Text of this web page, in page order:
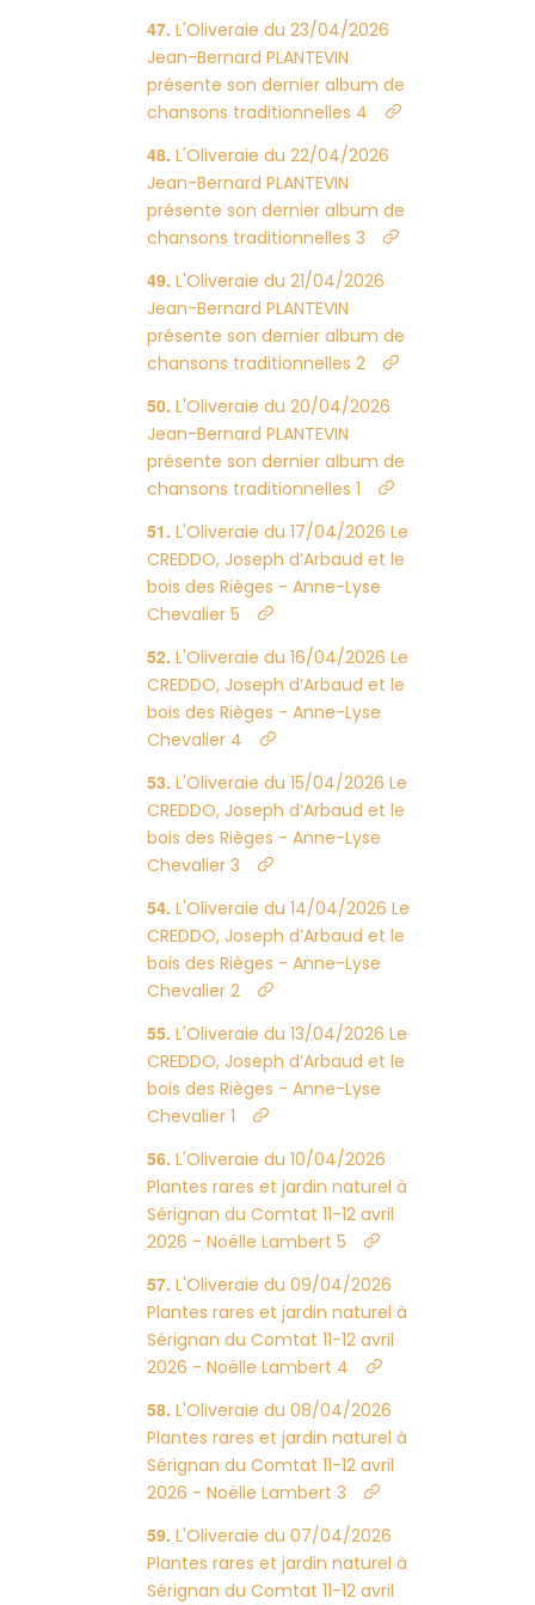
L'Oliveraie du 23/04/2026
Jean-Bernard PLANTEVIN
présente son dernier album de
chansons traditionnelles 4
L'Oliveraie du 22/04/2026
Jean-Bernard PLANTEVIN
présente son dernier album de
chansons traditionnelles 3
L'Oliveraie du 21/04/2026
Jean-Bernard PLANTEVIN
présente son dernier album de
chansons traditionnelles 2
L'Oliveraie du 20/04/2026
Jean-Bernard PLANTEVIN
présente son dernier album de
chansons traditionnelles 1
L'Oliveraie du 17/04/2026 Le
CREDDO, Joseph d’Arbaud et le
bois des Rièges - Anne-Lyse
Chevalier 5
L'Oliveraie du 16/04/2026 Le
CREDDO, Joseph d’Arbaud et le
bois des Rièges - Anne-Lyse
Chevalier 4
L'Oliveraie du 15/04/2026 Le
CREDDO, Joseph d’Arbaud et le
bois des Rièges - Anne-Lyse
Chevalier 3
L'Oliveraie du 14/04/2026 Le
CREDDO, Joseph d’Arbaud et le
bois des Rièges - Anne-Lyse
Chevalier 2
L'Oliveraie du 13/04/2026 Le
CREDDO, Joseph d’Arbaud et le
bois des Rièges - Anne-Lyse
Chevalier 1
L'Oliveraie du 10/04/2026
Plantes rares et jardin naturel à
Sérignan du Comtat 11-12 avril
2026 - Noëlle Lambert 5
L'Oliveraie du 09/04/2026
Plantes rares et jardin naturel à
Sérignan du Comtat 11-12 avril
2026 - Noëlle Lambert 4
L'Oliveraie du 08/04/2026
Plantes rares et jardin naturel à
Sérignan du Comtat 11-12 avril
2026 - Noëlle Lambert 3
L'Oliveraie du 07/04/2026
Plantes rares et jardin naturel à
Sérignan du Comtat 11-12 avril